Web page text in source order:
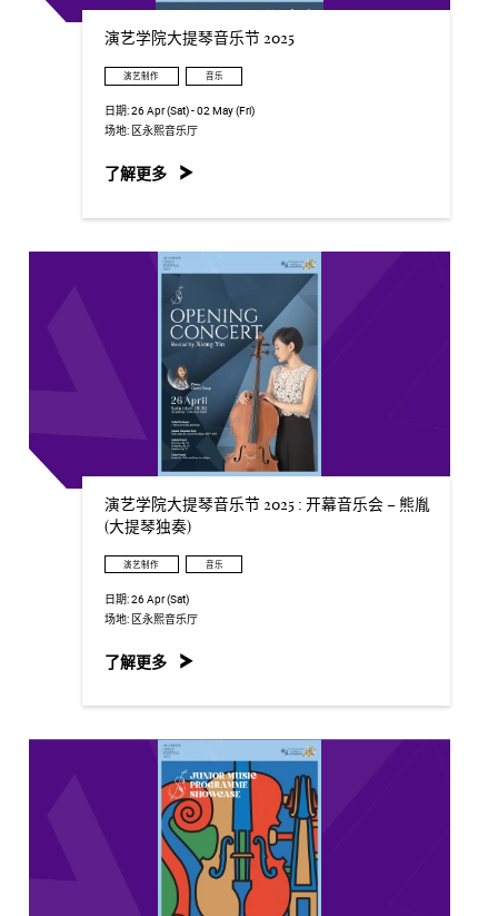
演艺学院大提琴音乐节 2025
演艺制作 音乐
日期:26 Apr (Sat) - 02 May (Fri)
场地: 区永熙音乐厅
了解更多
演艺学院大提琴音乐节 2025 : 开幕音乐会 – 熊胤
(大提琴独奏)
演艺制作 音乐
日期:26 Apr (Sat)
场地: 区永熙音乐厅
了解更多